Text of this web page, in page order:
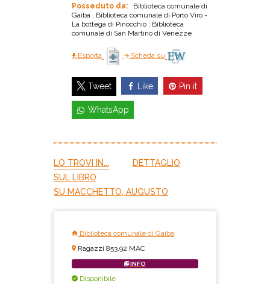
Posseduto da:
Biblioteca comunale di
Gaiba ; Biblioteca comunale di Porto Viro -
La bottega di Pinocchio ; Biblioteca
comunale di San Martino di Venezze
Esporta Scheda su
Tweet Like Pin it
WhatsApp
LO TROVI IN...
DETTAGLIO
SUL LIBRO
SU MACCHETTO, AUGUSTO
Biblioteca comunale di Gaiba
Ragazzi 853.92 MAC
INFO
Disponibile